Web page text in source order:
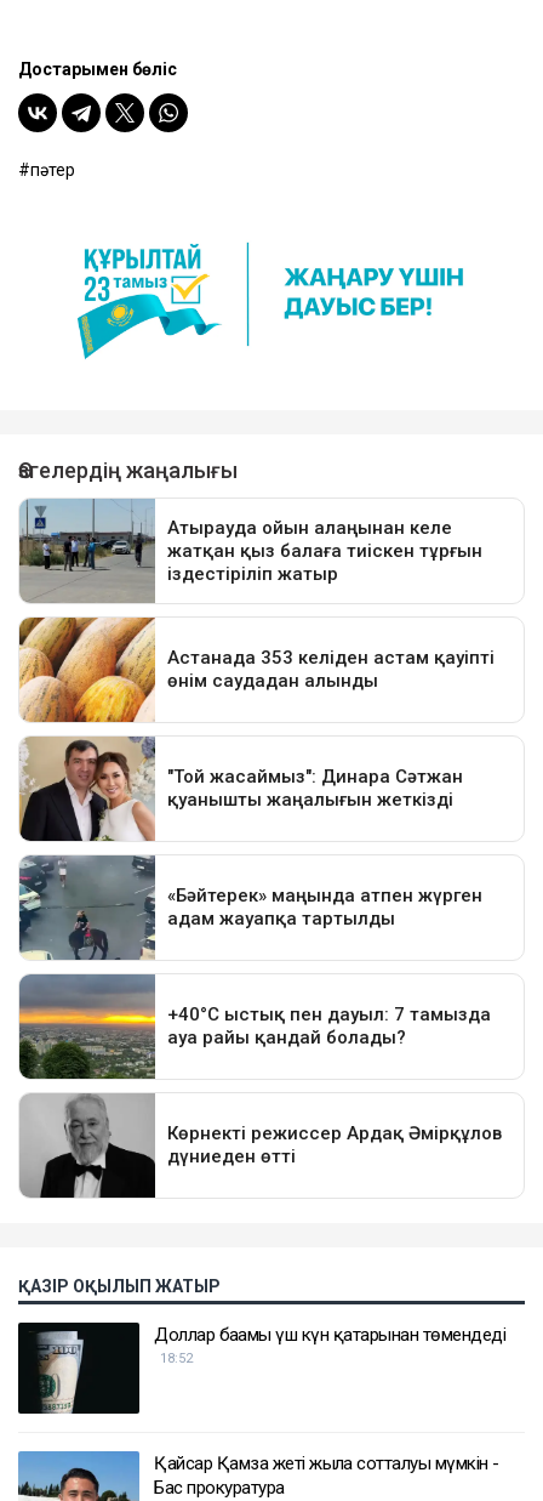
Достарыңмен бөліс
пәтер
ҚАЗІР ОҚЫЛЫП ЖАТЫР
Доллар бағамы үш күн қатарынан төмендеді
18:52
Қайсар Қамза жеті жылға сотталуы мүмкін -
Бас прокуратура